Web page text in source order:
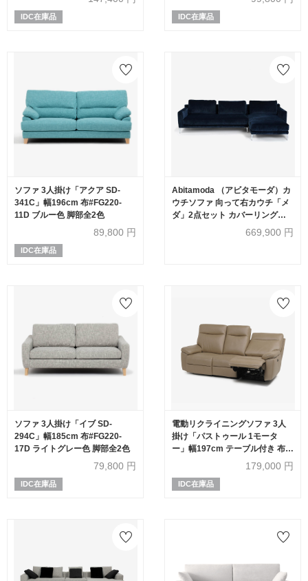
IDC在庫品 IDC在庫品
ソファ 3人掛け「アクア SD-
341C」幅196cm 布#FG220-
11D ブルー色 脚部全2色
89,800 円
IDC在庫品
Abitamoda （アビタモーダ）カ
ウチソファ 向って右カウチ「メ
ダ」2点セット カバーリング仕
様 #4_4363 金属脚全2色【受注
669,900 円
ソファ 3人掛け「イブ SD-
294C」幅185cm 布#FG220-
17D ライトグレー色 脚部全2色
79,800 円
IDC在庫品
電動リクライニングソファ 3人
掛け「パストゥール 1モータ
ー」幅197cm テーブル付き 布
179,000 円
IDC在庫品